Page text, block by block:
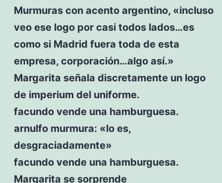
Murmuras con acento argentino, «incluso
veo ese logo por casi todos lados…es
como si Madrid fuera toda de esta
empresa, corporación…algo así.»
Margarita señala discretamente un logo
de imperium del uniforme.
facundo vende una hamburguesa.
arnulfo murmura: «lo es,
desgraciadamente»
facundo vende una hamburguesa.
Margarita se sorprende